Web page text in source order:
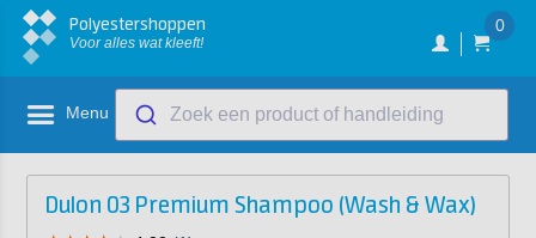
Polyestershoppen
Voor alles wat kleeft!
0
Menu Zoek een product of handleiding
Dulon 03 Premium Shampoo (Wash & Wax)